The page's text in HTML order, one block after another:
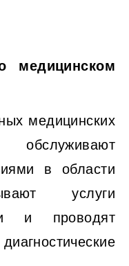
медицинском
медицинских
обслуживают
в области
услуги
и проводят